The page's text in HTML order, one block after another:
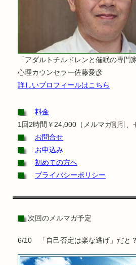
「アダルトチルドレンと催眠の専門家
心理カウンセラー佐藤愛彦
詳しいプロフィールはこちら
料金
1回2時間￥24,000（メルマガ割引、
お問合せ
お申込み
初めての方へ
プライバシーポリシー
次回のメルマガ予定
6/10 「自己否定は楽な逃げ」だと